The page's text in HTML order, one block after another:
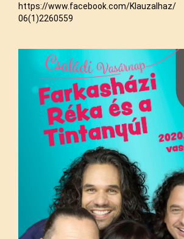
https://www.facebook.com/Klauzalhaz/
06(1)2260559